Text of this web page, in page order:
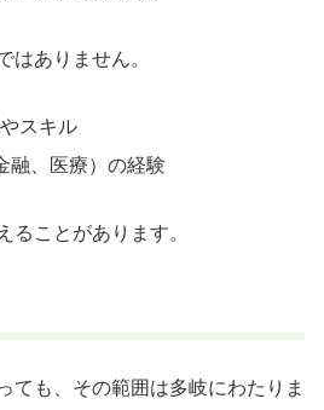
はありません。
スキル
融、医療）の経験
ることがあります。
ても、その範囲は多岐にわたりま